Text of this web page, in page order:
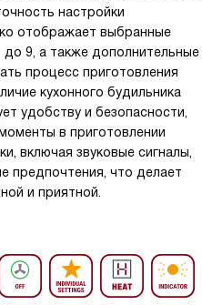
настройки
отображает выбранные
9, а также дополнительные
процесс приготовления
кухонного будильника
удобству и безопасности,
в приготовлении
включая звуковые сигналы,
предпочтения, что делает
и приятной.